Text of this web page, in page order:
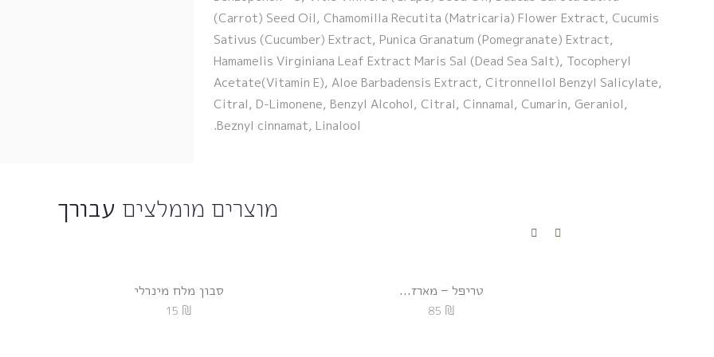
(Carrot) Seed Oil, Chamomilla Recutita (Matricaria) Flower Extract, Cucumis
Sativus (Cucumber) Extract, Punica Granatum (Pomegranate) Extract,
Hamamelis Virginiana Leaf Extract Maris Sal (Dead Sea Salt), Tocopheryl
Acetate(Vitamin E), Aloe Barbadensis Extract, Citronnellol Benzyl Salicylate,
Citral, D-Limonene, Benzyl Alcohol, Citral, Cinnamal, Cumarin, Geraniol,
Beznyl cinnamat, Linalool.
מוצרים מומלצים עבורך
טריפל – מארז...
85 ₪
סבון מלח מינרלי
15 ₪